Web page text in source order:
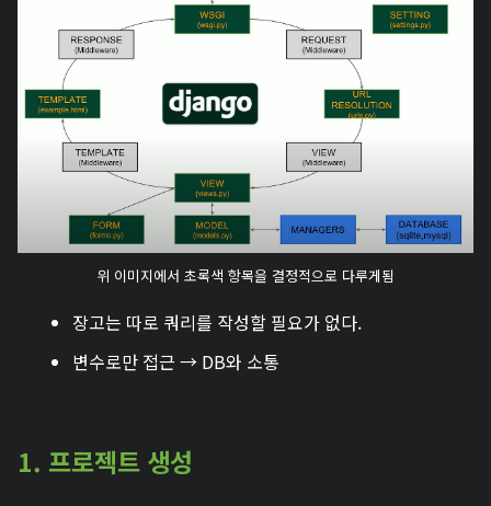
위 이미지에서 초록색 항목을 결정적으로 다루게됨
장고는 따로 쿼리를 작성할 필요가 없다.
변수로만 접근 → DB와 소통
1. 프로젝트 생성